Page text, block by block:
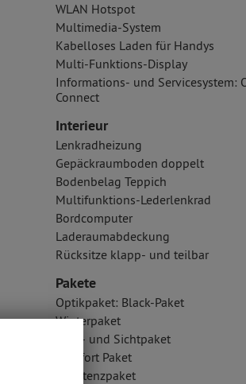
WLAN Hotspot
Multimedia-System
Kabelloses Laden für Handys
Multi-Funktions-Display
Informations- und Servicesystem:
Connect
Interieur
Lenkradheizung
Gepäckraumboden doppelt
Bodenbelag Teppich
Multifunktions-Lederlenkrad
Bordcomputer
Laderaumabdeckung
Rücksitze klapp- und teilbar
Pakete
Optikpaket: Black-Paket
Winterpaket
Licht- und Sichtpaket
Komfort Paket
Assistenzpaket